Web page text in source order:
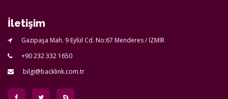
İletişim
Gazipaşa Mah. 9 Eylül Cd. No:67 Menderes / İZMİR
+90 232 332 1650
bilgi@backlink.com.tr